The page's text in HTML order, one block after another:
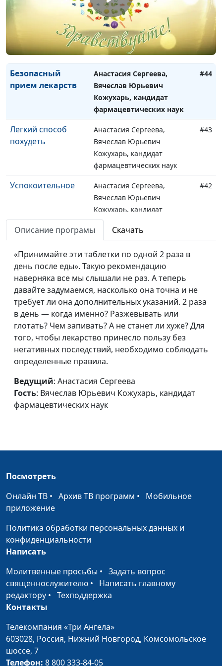
врач-педиатр
Как ребенку быть
здоровым?
Анастасия Сергеева,
Наталья Анатольевна Драч,
врач-педиатр
#45
Безопасный
прием лекарств
Анастасия Сергеева,
Вячеслав Юрьевич
Кожухарь, кандидат
фармацевтических наук
#44
Легкий способ
похудеть
Анастасия Сергеева,
Вячеслав Юрьевич
Кожухарь, кандидат
фармацевтических наук
#43
Успокоительное
Анастасия Сергеева,
Вячеслав Юрьевич
Кожухарь, кандидат
фармацевтических наук
#42
дольше
Анастасия Сергеева,
Вячеслав Юрьевич
Кожухарь, кандидат
фармацевтических наук
#41
Как сохранить
красоту
Вячеслав Юрьевич
Кожухарь, кандидат
фармацевтических наук
Витамины: какие,
где, зачем
Анастасия Сергеева,
Вячеслав Юрьевич
Кожухарь, кандидат
фармацевтических наук
#39
Иммунитет
Анастасия Сергеева,
препараты для
фармацевтических наук
лекарств
Вячеслав Юрьевич
Биологически-
активные добавки
Анастасия Сергеева,
Вячеслав Юрьевич
Кожухарь, кандидат
Аналоги лекарств
Анастасия Сергеева,
Вячеслав Юрьевич
Описание програмы Скачать
«Принимайте эти таблетки по одной 2 раза в
день после еды». Такую рекомендацию
наверняка все мы слышали не раз. А теперь
давайте задумаемся, насколько она точна и не
требует ли она дополнительных указаний. 2 раза
в день — когда именно? Разжевывать или
глотать? Чем запивать? А не станет ли хуже? Для
того, чтобы лекарство принесло пользу без
негативных последствий, необходимо соблюдать
определенные правила.
Ведущий: Анастасия Сергеева
Гость: Вячеслав Юрьевич Кожухарь, кандидат
фармацевтических наук
Посмотреть
Онлайн ТВ • Архив ТВ программ • Мобильное
приложение
Политика обработки персональных данных и
конфиденциальности
Написать
Молитвенные просьбы • Задать вопрос
священнослужителю • Написать главному
редактору • Техподдержка
Контакты
Телекомпания «Три Ангела»
603028, Россия, Нижний Новгород, Комсомольское
шоссе, 7
Телефон: 8 800 333-84-05